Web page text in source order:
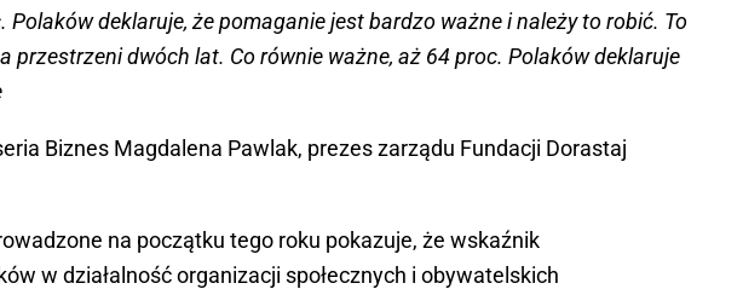
Polaków deklaruje, że pomaganie jest bardzo ważne i należy to robić. To
przestrzeni dwóch lat. Co równie ważne, aż 64 proc. Polaków deklaruje
Biznes Magdalena Pawlak, prezes zarządu Fundacji Dorastaj
na początku tego roku pokazuje, że wskaźnik
w działalność organizacji społecznych i obywatelskich